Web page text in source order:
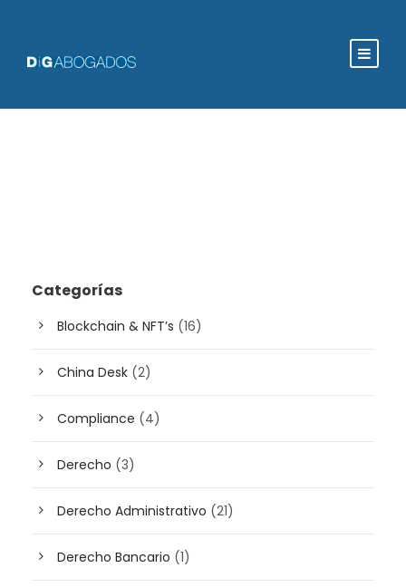
Categorías
Blockchain & NFT’s (16)
China Desk (2)
Compliance (4)
Derecho (3)
Derecho Administrativo (21)
Derecho Bancario (1)